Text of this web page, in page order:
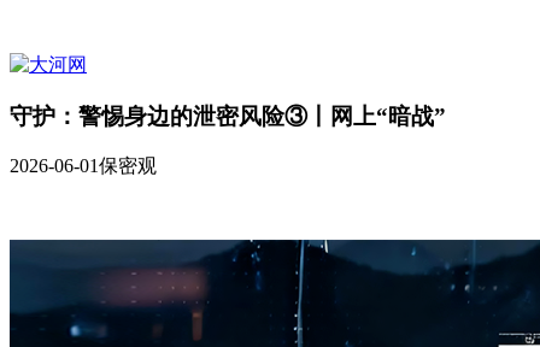
守护：警惕身边的泄密风险③丨网上“暗战”
2026-06-01保密观